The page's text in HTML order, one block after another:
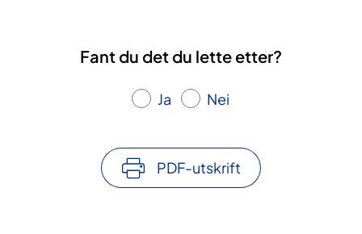
Fant du det du lette etter?
Ja Nei
PDF-utskrift